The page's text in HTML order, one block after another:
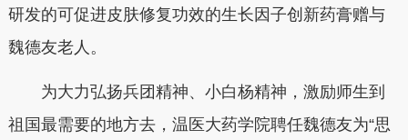
研发的可促进皮肤修复功效的生长因子创新药膏赠与
魏德友老人。
为大力弘扬兵团精神、小白杨精神，激励师生到
祖国最需要的地方去，温医大药学院聘任魏德友为“思